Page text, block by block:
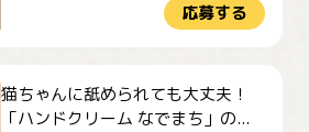
応募する
猫ちゃんに舐められても大丈夫！
「ハンドクリーム なでまち」の...